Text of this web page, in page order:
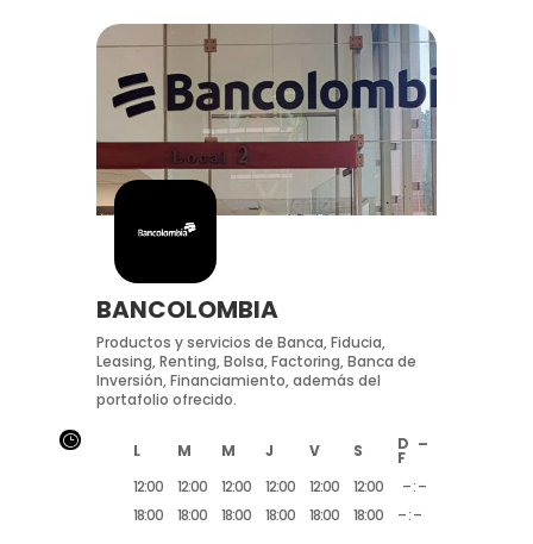
BANCOLOMBIA
Productos y servicios de Banca, Fiducia,
Leasing, Renting, Bolsa, Factoring, Banca de
Inversión, Financiamiento, además del
portafolio ofrecido.
L M M J V S D –
F
12:00
18:00
12:00
18:00
12:00
18:00
12:00
18:00
12:00
18:00
12:00
18:00
– : –
– : –
}